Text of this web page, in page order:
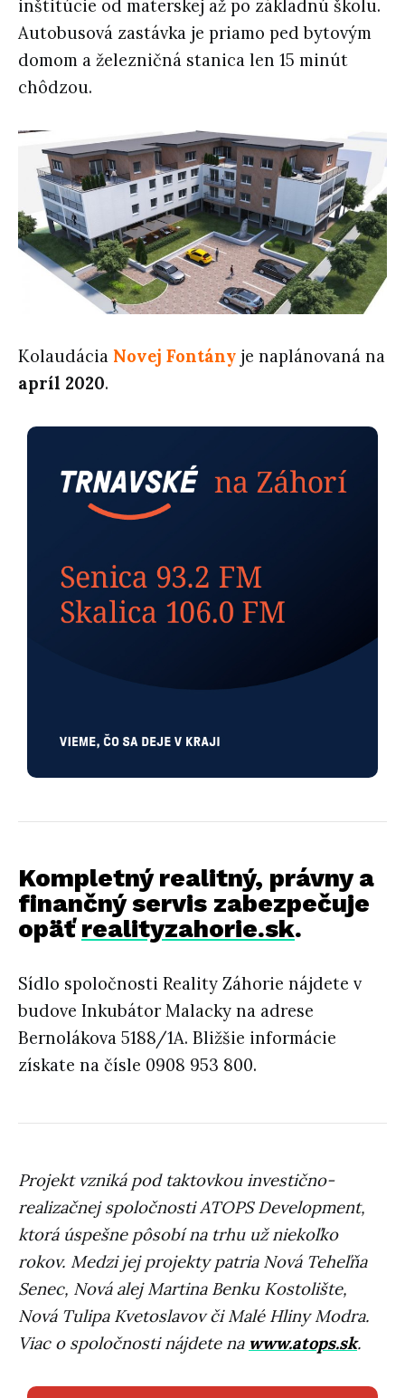
inštitúcie od materskej až po základnú školu.
Autobusová zastávka je priamo ped bytovým
domom a železničná stanica len 15 minút
chôdzou.
Kolaudácia Novej Fontány je naplánovaná na
apríl 2020.
Kompletný realitný, právny a
finančný servis zabezpečuje
opäťrealityzahorie.sk.
Sídlo spoločnosti Reality Záhorie nájdete v
budove Inkubátor Malacky na adrese
Bernolákova 5188/1A. Bližšie informácie
získate na čísle 0908 953 800.
Projekt vzniká pod taktovkou investično-
realizačnej spoločnosti ATOPS Development,
ktorá úspešne pôsobí na trhu už niekoľko
rokov. Medzi jej projekty patria Nová Teheľňa
Senec, Nová alej Martina Benku Kostolište,
Nová Tulipa Kvetoslavov či Malé Hliny Modra.
Viac o spoločnosti nájdete na www.atops.sk.